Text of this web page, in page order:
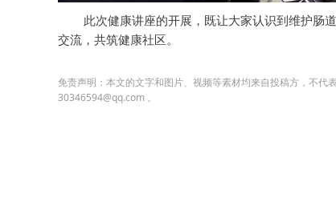
此次健康讲座的开展，既让大家认识到维护肠
交流，共筑健康社区。
免责声明：本文的文字和图片、视频等素材均来自投稿方，不
30346594@qq.com 。